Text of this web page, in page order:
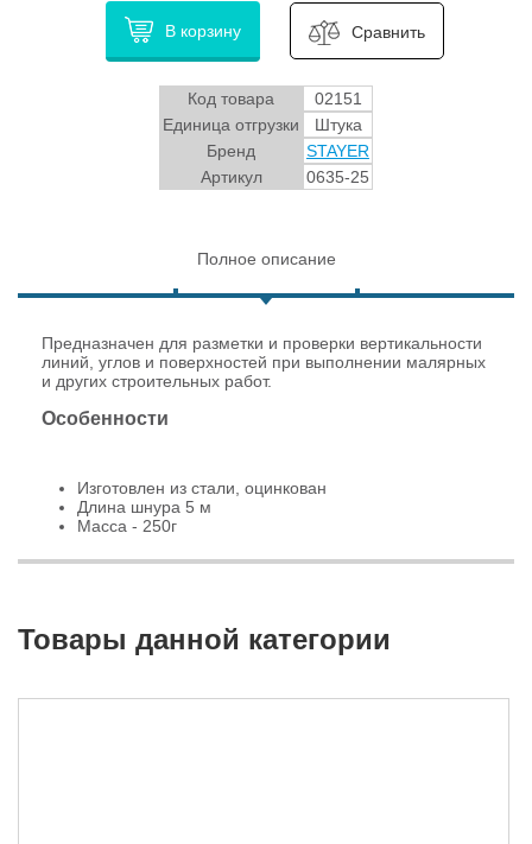
В корзину Сравнить
Код товара
02151
Единица отгрузки
Штука
Бренд
STAYER
Артикул
0635-25
Полное описание
Предназначен для разметки и проверки вертикальности
линий, углов и поверхностей при выполнении малярных
и других строительных работ.
Особенности
Изготовлен из стали, оцинкован
Длина шнура 5 м
Масса - 250г
Товары данной категории